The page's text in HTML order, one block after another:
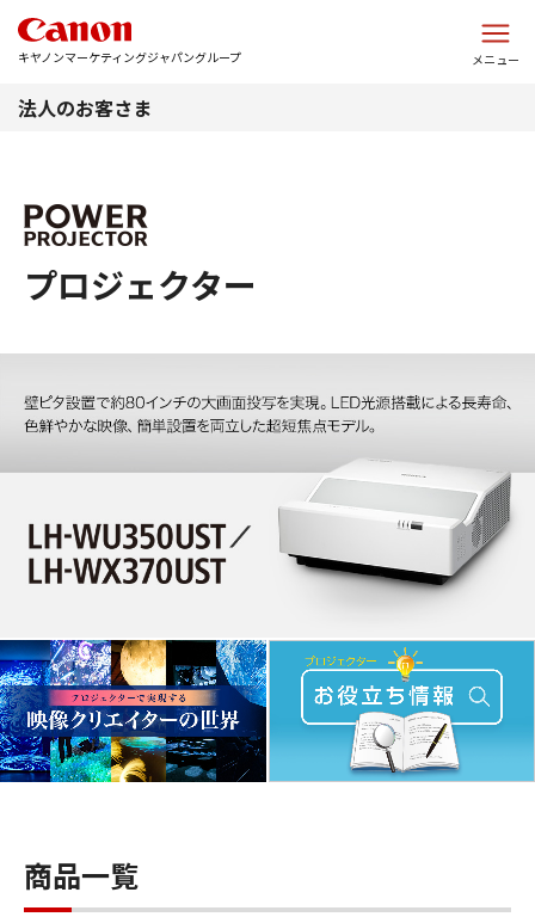
キヤノンマーケティングジャパングループ メニュー
法人のお客さま
プロジェクター
商品一覧